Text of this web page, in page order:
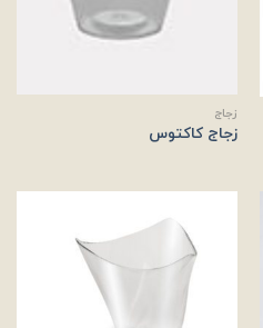
زجاج
زجاج کاکتوس